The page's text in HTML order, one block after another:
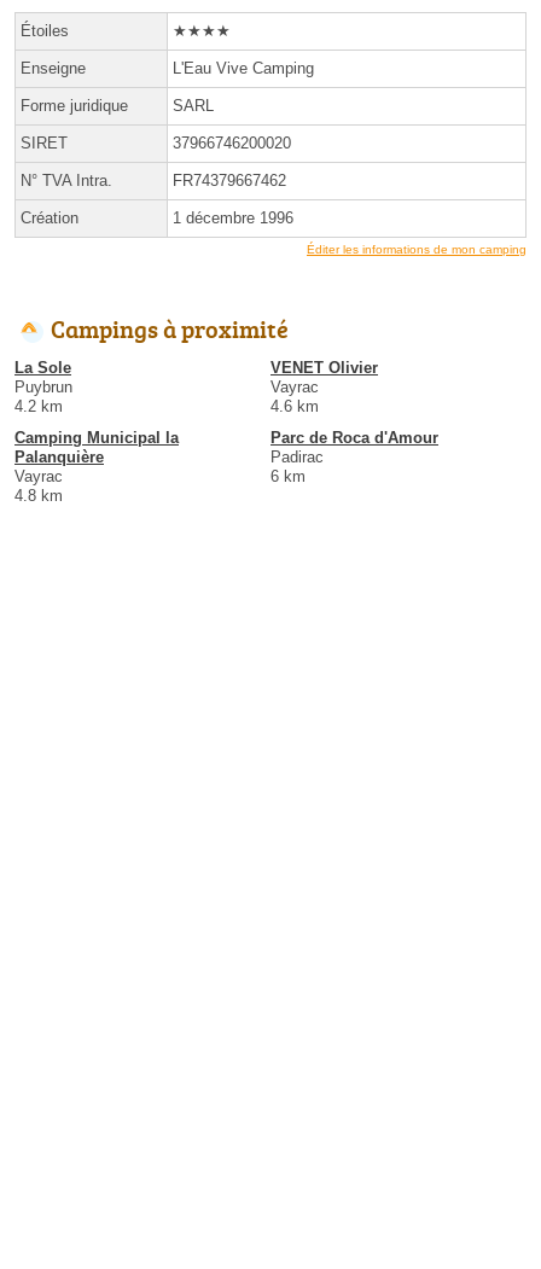
Étoiles ★★★★
Enseigne L'Eau Vive Camping
Forme juridique SARL
SIRET 37966746200020
N° TVA Intra. FR74379667462
Création 1 décembre 1996
Éditer les informations de mon camping
Campings à proximité
La Sole
Puybrun
4.2 km
VENET Olivier
Vayrac
4.6 km
Camping Municipal la
Palanquière
Vayrac
4.8 km
Parc de Roca d'Amour
Padirac
6 km